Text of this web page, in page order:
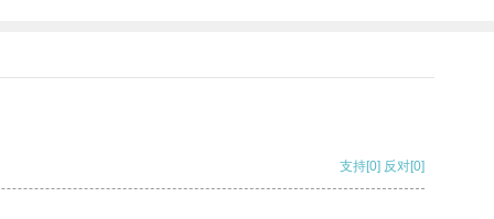
支持[0] 反对[0]